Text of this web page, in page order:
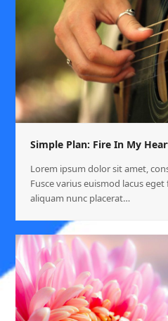
Simple Plan: Fire In My
Lorem ipsum dolor sit amet,
Fusce varius euismod lacus
aliquam nunc placerat…